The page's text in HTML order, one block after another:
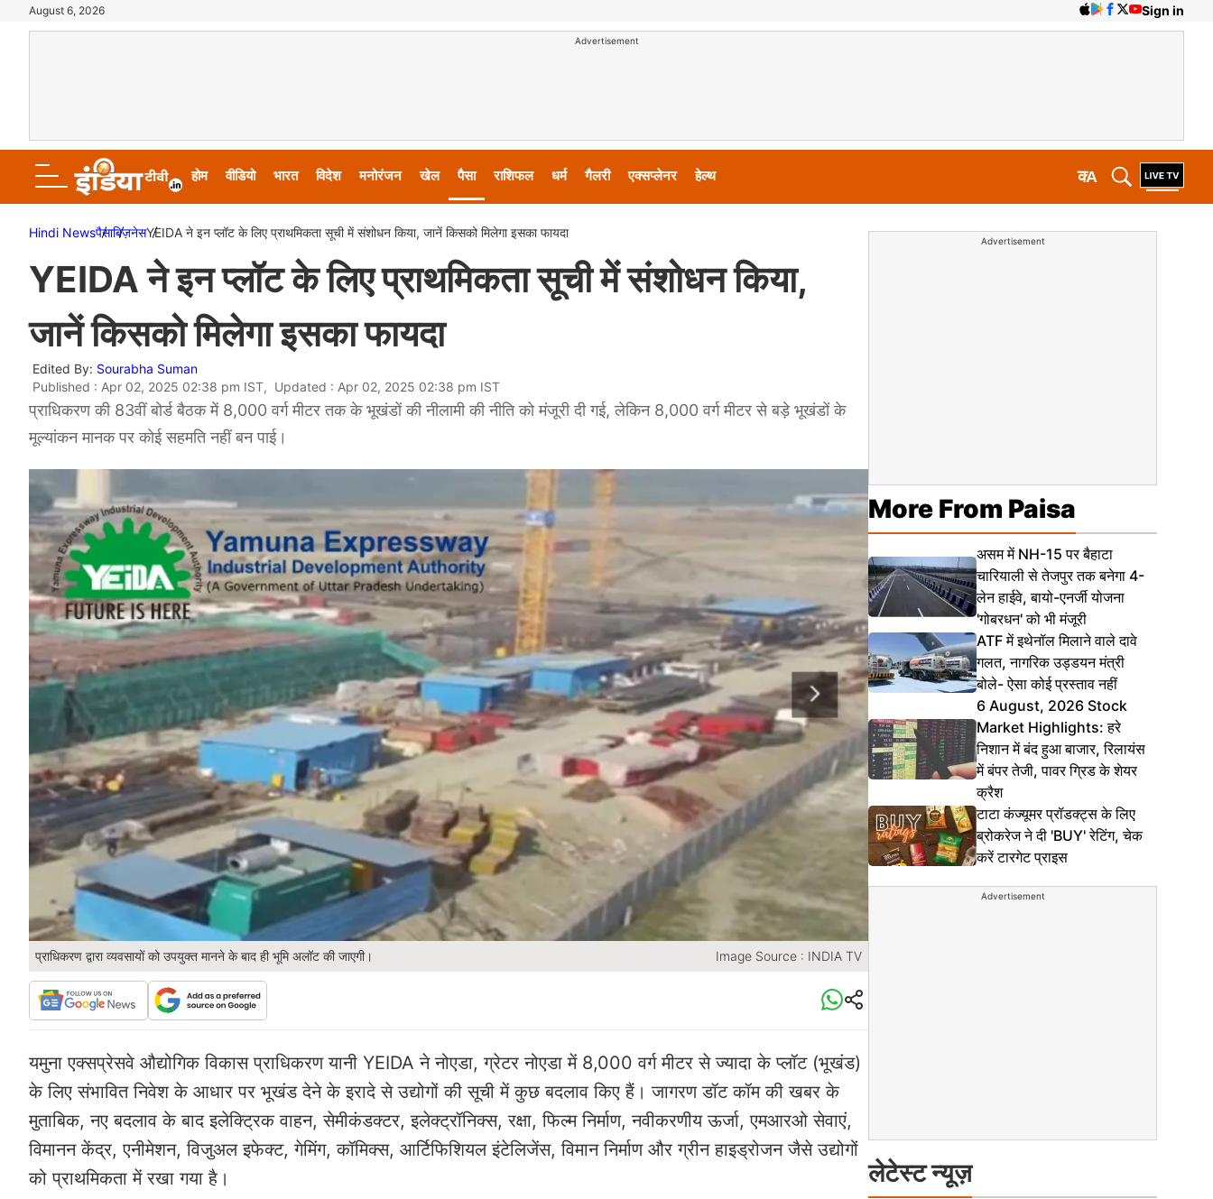
August 6, 2026 Sign in
Advertisement
होम वीडियो भारत विदेश मनोरंजन खेल पैसा राशिफल धर्म गैलरी एक्सप्लेनर हेल्थ A
क
Hindi Newsपैसाबिज़नेसYEIDA ने इन प्लॉट के लिए प्राथमिकता सूची में संशोधन किया, जानें किसको मिलेगा इसका फायदा
YEIDA ने इन प्लॉट के लिए प्राथमिकता सूची में संशोधन किया,
जानें किसको मिलेगा इसका फायदा
Edited By: Sourabha Suman
Published : Apr 02, 2025 02:38 pm IST, Updated : Apr 02, 2025 02:38 pm IST
प्राधिकरण की 83वीं बोर्ड बैठक में 8,000 वर्ग मीटर तक के भूखंडों की नीलामी की नीति को मंजूरी दी गई, लेकिन 8,000 वर्ग मीटर से बड़े भूखंडों के
मूल्यांकन मानक पर कोई सहमति नहीं बन पाई।
प्राधिकरण द्वारा व्यवसायों को उपयुक्त मानने के बाद ही भूमि अलॉट की जाएगी। Image Source : INDIA TV
यमुना एक्सप्रेसवे औद्योगिक विकास प्राधिकरण यानी YEIDA ने नोएडा, ग्रेटर नोएडा में 8,000 वर्ग मीटर से ज्यादा के प्लॉट (भूखंड)
के लिए संभावित निवेश के आधार पर भूखंड देने के इरादे से उद्योगों की सूची में कुछ बदलाव किए हैं। जागरण डॉट कॉम की खबर के
मुताबिक, नए बदलाव के बाद इलेक्ट्रिक वाहन, सेमीकंडक्टर, इलेक्ट्रॉनिक्स, रक्षा, फिल्म निर्माण, नवीकरणीय ऊर्जा, एमआरओ सेवाएं,
विमानन केंद्र, एनीमेशन, विजुअल इफेक्ट, गेमिंग, कॉमिक्स, आर्टिफिशियल इंटेलिजेंस, विमान निर्माण और ग्रीन हाइड्रोजन जैसे उद्योगों
को प्राथमिकता में रखा गया है।
Advertisement
More From Paisa
असम में NH-15 पर बैहाटा
चारियाली से तेजपुर तक बनेगा 4-
लेन हाईवे, बायो-एनर्जी योजना
'गोबरधन' को भी मंजूरी
ATF में इथेनॉल मिलाने वाले दावे
गलत, नागरिक उड्डयन मंत्री
बोले- ऐसा कोई प्रस्ताव नहीं
6 August, 2026 Stock
Market Highlights: हरे
निशान में बंद हुआ बाजार, रिलायंस
में बंपर तेजी, पावर ग्रिड के शेयर
क्रैश
टाटा कंज्यूमर प्रॉडक्ट्स के लिए
ब्रोकरेज ने दी 'BUY' रेटिंग, चेक
करें टारगेट प्राइस
Advertisement
लेटेस्ट न्यूज़